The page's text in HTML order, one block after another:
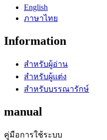
English
ภาษาไทย
Information
สำหรับผู้อ่าน
สำหรับผู้แต่ง
สำหรับบรรณารักษ์
manual
คู่มือการใช้ระบบ